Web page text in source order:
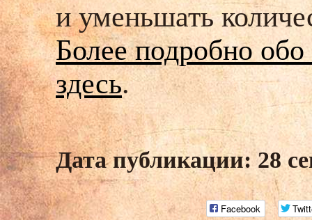
и уменьшать
Более подробно
здесь.
Дата публикации: 28
Facebook